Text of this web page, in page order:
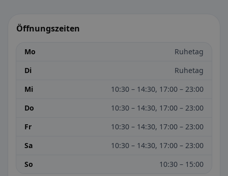
Öffnungszeiten
Mo
Ruhetag
Di
Ruhetag
Mi
10:30 – 14:30, 17:00 – 23:00
Do
10:30 – 14:30, 17:00 – 23:00
Fr
10:30 – 14:30, 17:00 – 23:00
Sa
10:30 – 14:30, 17:00 – 23:00
So
10:30 – 15:00